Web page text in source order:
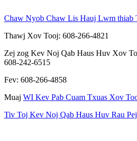
Chaw Nyob Chaw Lis Hauj Lwm thiab
Thawj Xov Tooj: 608-266-4821
Zej zog Kev Noj Qab Haus Huv Xov
608-242-6515
Fev: 608-266-4858
Muaj WI Kev Pab Cuam Txuas Xov
Tiv Toj Kev Noj Qab Haus Huv Rau